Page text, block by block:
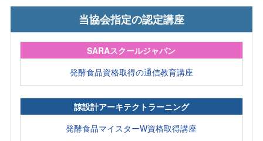
当協会指定の認定講座
SARAスクールジャパン
発酵食品資格取得の通信教育講座
諒設計アーキテクトラーニング
発酵食品マイスターW資格取得講座